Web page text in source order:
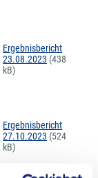
Ergebnisbericht
23.08.2023 (438
kB)
Ergebnisbericht
27.10.2023 (524
kB)